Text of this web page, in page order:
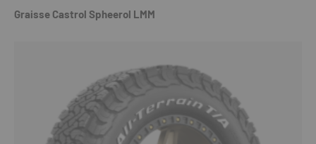
Graisse Castrol Spheerol LMM